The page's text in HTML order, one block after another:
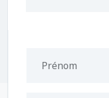
Prénom